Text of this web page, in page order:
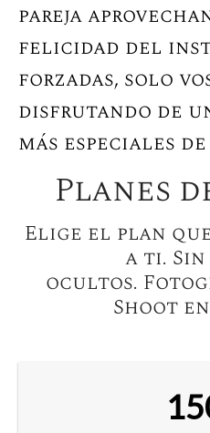
pareja
felicidad del
forzadas, solo
disfrutando de
más especiales
Planes
Elige el plan
a ti.
ocultos.
Shoot